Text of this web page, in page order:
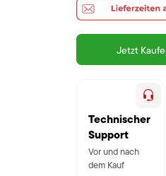
Jetzt
Technischer
Support
Vor und nach
dem Kauf